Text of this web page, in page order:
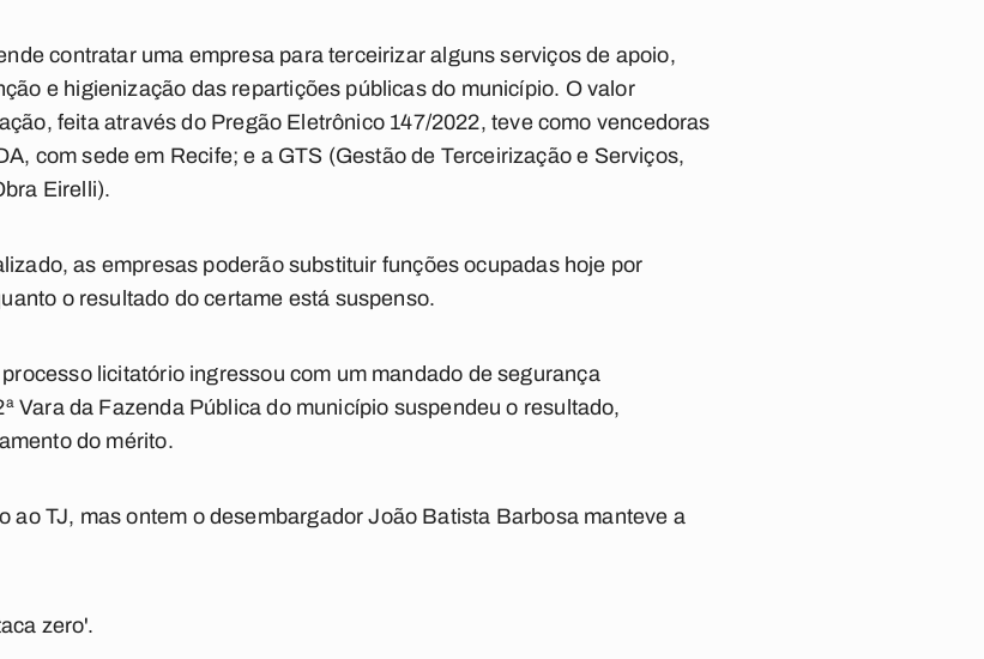
contratar uma empresa para terceirizar alguns serviços de apoio,
e higienização das repartições públicas do município. O valor
feita através do Pregão Eletrônico 147/2022, teve como vencedoras
com sede em Recife; e a GTS (Gestão de Terceirização e Serviços,
Eirelli).
as empresas poderão substituir funções ocupadas hoje por
o resultado do certame está suspenso.
licitatório ingressou com um mandado de segurança
Vara da Fazenda Pública do município suspendeu o resultado,
do mérito.
ao TJ, mas ontem o desembargador João Batista Barbosa manteve a
zero'.